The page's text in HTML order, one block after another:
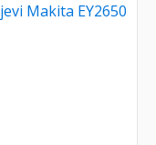
Makita EY2650